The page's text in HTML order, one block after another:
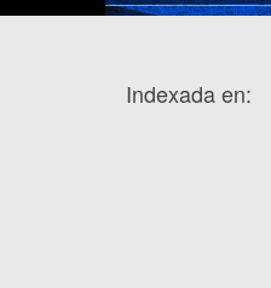
Indexada en: